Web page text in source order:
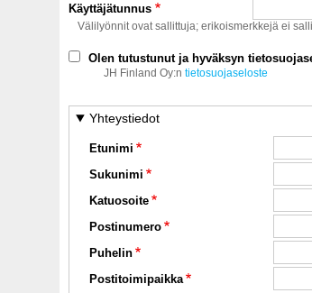
Käyttäjätunnus
Välilyönnit ovat sallittuja; erikoismerkkejä ei
Olen tutustunut ja hyväksyn
JH Finland Oy:ntietosuojaseloste
Yhteystiedot
Etunimi
Sukunimi
Katuosoite
Postinumero
Puhelin
Postitoimipaikka